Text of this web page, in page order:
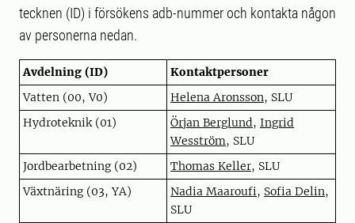
tecknen (ID) i försökens adb-nummer och kontakta någon
av personerna nedan.
Avdelning (ID)
Kontaktpersoner
Vatten (00, V0)
Helena Aronsson, SLU
Hydroteknik (01)
Örjan Berglund, Ingrid
Wesström, SLU
Jordbearbetning (02)
Thomas Keller, SLU
Växtnäring (03, YA)
Nadia Maaroufi, Sofia Delin,
SLU